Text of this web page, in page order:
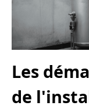
Les
de